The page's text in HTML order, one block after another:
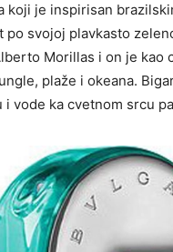
koji je inspirisan
po svojoj plavkasto
Morillas i on je kao
plaže i okeana.
vode ka cvetnom srcu